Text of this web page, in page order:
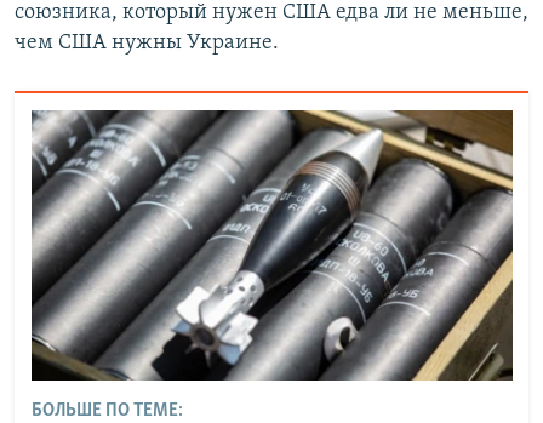
союзника, который нужен США едва ли не меньше,
чем США нужны Украине.
БОЛЬШЕ ПО ТЕМЕ: